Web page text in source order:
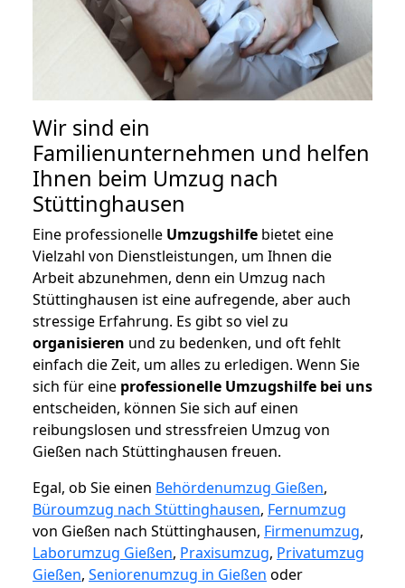
Wir sind ein
Familienunternehmen und helfen
Ihnen beim Umzug nach
Stüttinghausen
Eine professionelle Umzugshilfe bietet eine
Vielzahl von Dienstleistungen, um Ihnen die
Arbeit abzunehmen, denn ein Umzug nach
Stüttinghausen ist eine aufregende, aber auch
stressige Erfahrung. Es gibt so viel zu
organisieren und zu bedenken, und oft fehlt
einfach die Zeit, um alles zu erledigen. Wenn Sie
sich für eine professionelle Umzugshilfe bei uns
entscheiden, können Sie sich auf einen
reibungslosen und stressfreien Umzug von
Gießen nach Stüttinghausen freuen.
Egal, ob Sie einen Behördenumzug Gießen,
Büroumzug nach Stüttinghausen, Fernumzug
von Gießen nach Stüttinghausen, Firmenumzug,
Laborumzug Gießen, Praxisumzug, Privatumzug
Gießen, Seniorenumzug in Gießen oder